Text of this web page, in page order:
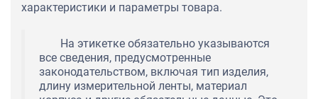
характеристики и параметры товара.
На этикетке обязательно указываются
все сведения, предусмотренные
законодательством, включая тип изделия,
длину измерительной ленты, материал